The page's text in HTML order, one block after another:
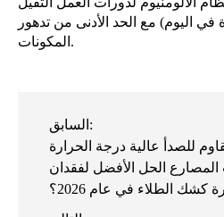
من 1000 مرة في اليوم) مع الحد الأدنى من تدهور
المكونات.
السابق:
للصدأ عالية درجة الحرارة
المصارع الحل الأفضل لفقدان
كشك الطلاء في عام 2026؟